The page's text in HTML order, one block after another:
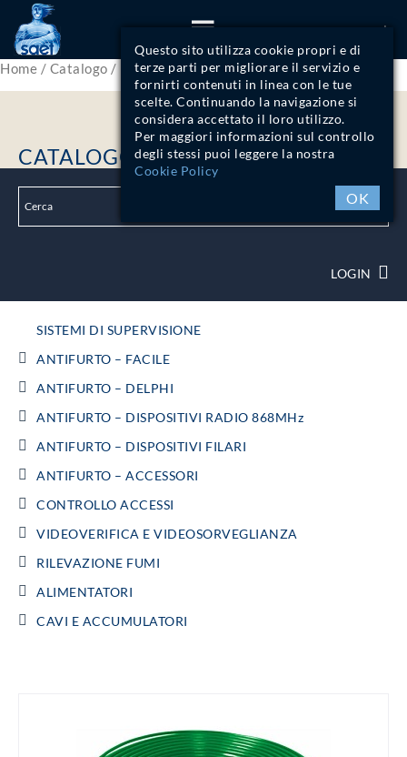
Questo sito utilizza cookie propri e di
terze parti per migliorare il servizio e
fornirti contenuti in linea con le tue
scelte. Continuando la navigazione si
considera accettato il loro utilizzo.
Per maggiori informazioni sul controllo
degli stessi puoi leggere la nostra
Cookie Policy
OK
Home / Catalogo / Pagina 20
CATALOGO
LOGIN
SISTEMI DI SUPERVISIONE
ANTIFURTO – FACILE
ANTIFURTO – DELPHI
ANTIFURTO – DISPOSITIVI RADIO 868MHz
ANTIFURTO – DISPOSITIVI FILARI
ANTIFURTO – ACCESSORI
CONTROLLO ACCESSI
VIDEOVERIFICA E VIDEOSORVEGLIANZA
RILEVAZIONE FUMI
ALIMENTATORI
CAVI E ACCUMULATORI